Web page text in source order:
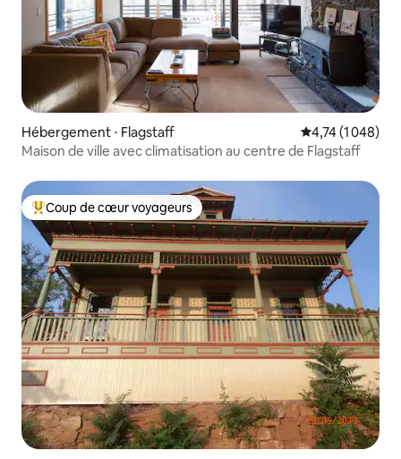
Hébergement ⋅ Flagstaff Évaluation
4,74 (1 048)
Maison de ville avec climatisation au centre de Flagstaff
Coups de cœur voyageurs les plus appréciés
Coup de cœur voyageurs